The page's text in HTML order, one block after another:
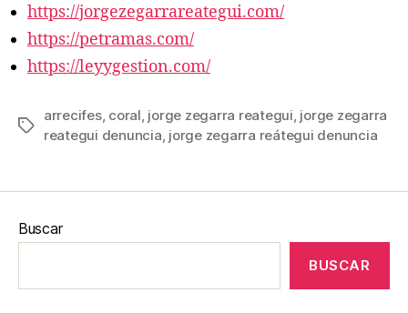
https://jorgezegarrareategui.com/
https://petramas.com/
https://leyygestion.com/
Etiquetas
arrecifes, coral, jorge zegarra reategui, jorge zegarra
reategui denuncia, jorge zegarra reátegui denuncia
Buscar
BUSCAR